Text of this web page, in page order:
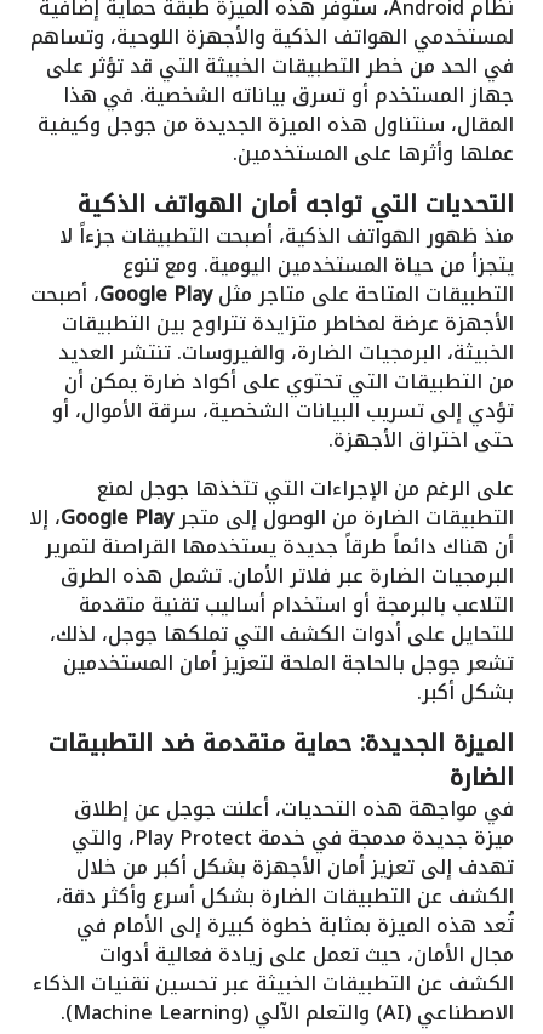
نظام Android، ستوفر هذه الميزة طبقة حماية إضافية
لمستخدمي الهواتف الذكية والأجهزة اللوحية، وتساهم
في الحد من خطر التطبيقات الخبيثة التي قد تؤثر على
جهاز المستخدم أو تسرق بياناته الشخصية. في هذا
المقال، سنتناول هذه الميزة الجديدة من جوجل وكيفية
عملها وأثرها على المستخدمين.
التحديات التي تواجه أمان الهواتف الذكية
منذ ظهور الهواتف الذكية، أصبحت التطبيقات جزءاً لا
يتجزأ من حياة المستخدمين اليومية. ومع تنوع
التطبيقات المتاحة على متاجر مثلGoogle Play، أصبحت
الأجهزة عرضة لمخاطر متزايدة تتراوح بين التطبيقات
الخبيثة، البرمجيات الضارة، والفيروسات. تنتشر العديد
من التطبيقات التي تحتوي على أكواد ضارة يمكن أن
تؤدي إلى تسريب البيانات الشخصية، سرقة الأموال، أو
حتى اختراق الأجهزة.
على الرغم من الإجراءات التي تتخذها جوجل لمنع
التطبيقات الضارة من الوصول إلى متجرGoogle Play، إلا
أن هناك دائماً طرقاً جديدة يستخدمها القراصنة لتمرير
البرمجيات الضارة عبر فلاتر الأمان. تشمل هذه الطرق
التلاعب بالبرمجة أو استخدام أساليب تقنية متقدمة
للتحايل على أدوات الكشف التي تملكها جوجل، لذلك،
تشعر جوجل بالحاجة الملحة لتعزيز أمان المستخدمين
بشكل أكبر.
الميزة الجديدة: حماية متقدمة ضد التطبيقات
الضارة
في مواجهة هذه التحديات، أعلنت جوجل عن إطلاق
ميزة جديدة مدمجة في خدمة Play Protect، والتي
تهدف إلى تعزيز أمان الأجهزة بشكل أكبر من خلال
الكشف عن التطبيقات الضارة بشكل أسرع وأكثر دقة،
تُعد هذه الميزة بمثابة خطوة كبيرة إلى الأمام في
مجال الأمان، حيث تعمل على زيادة فعالية أدوات
الكشف عن التطبيقات الخبيثة عبر تحسين تقنيات الذكاء
الاصطناعي (AI) والتعلم الآلي (Machine Learning).